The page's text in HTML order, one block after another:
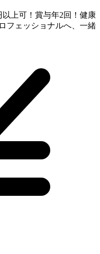
上可！賞与年2回！健康
フェッショナルへ、一緒